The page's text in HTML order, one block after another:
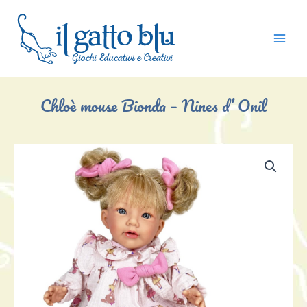
contenuto
Chloè mouse Bionda – Nines d’ Onil